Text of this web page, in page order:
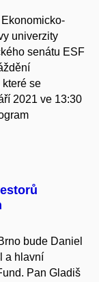
univerzity
senátu ESF
se
2021 ve 13:30
bude Daniel
a hlavní
Pan Gladiš